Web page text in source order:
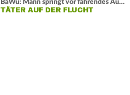
BaWü: Mann springt vor fahrendes Auto und schießt
TÄTER AUF DER FLUCHT